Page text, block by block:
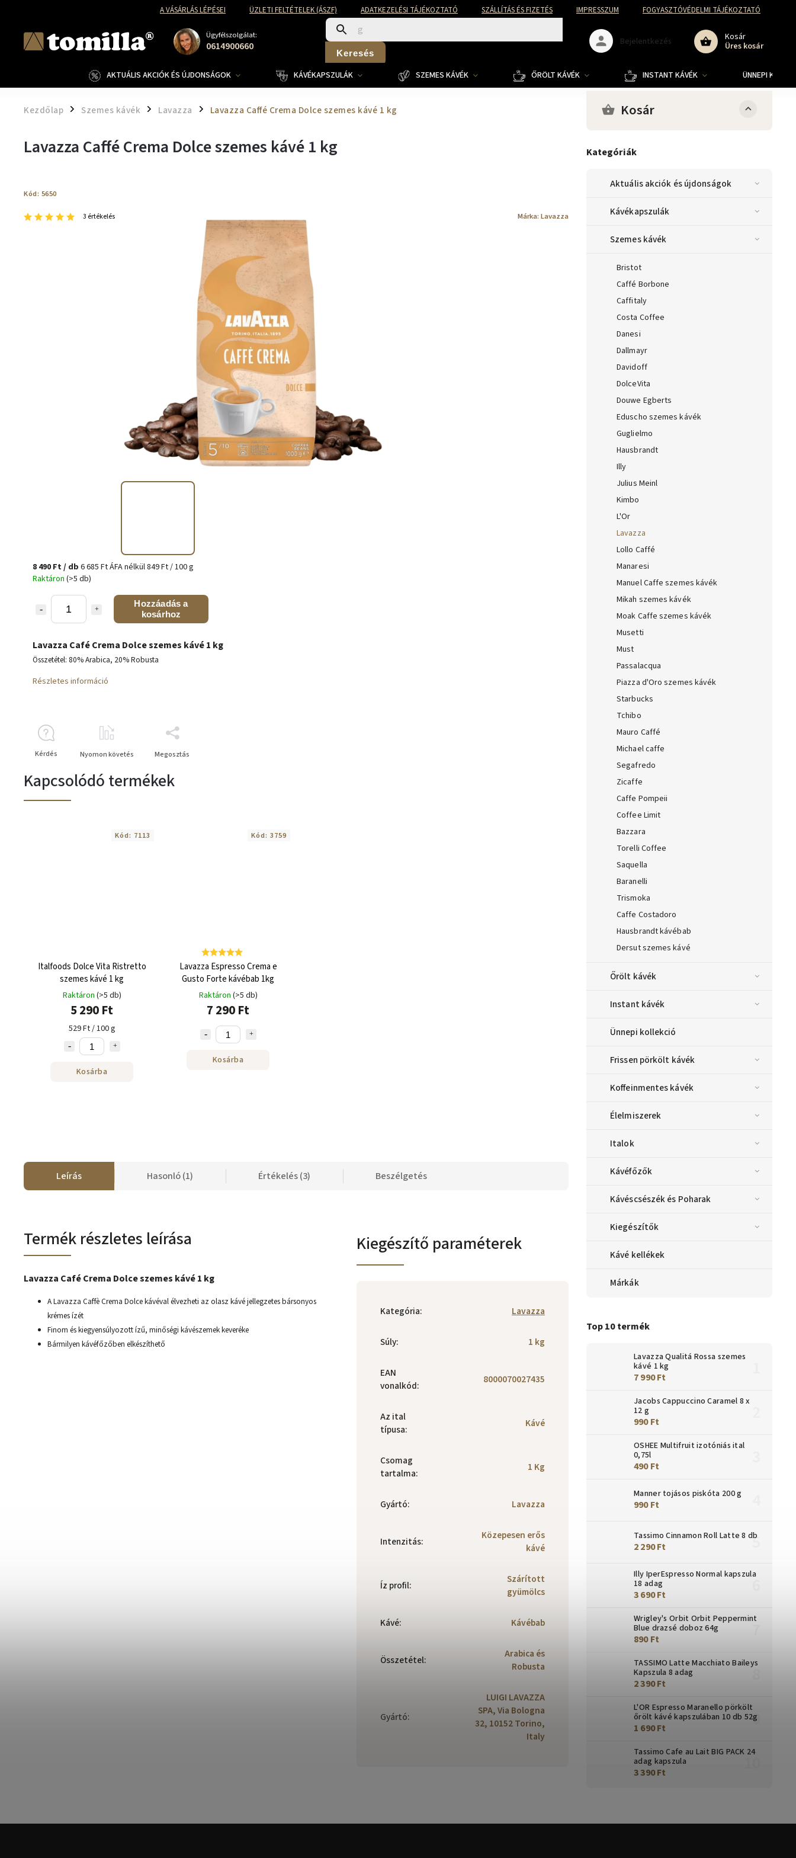
A VÁSÁRLÁS LÉPÉSEI ÜZLETI FELTÉTELEK (ÁSZF) ADATKEZELÉSI TÁJÉKOZTATÓ SZÁLLÍTÁS ÉS FIZETÉS IMPRESSZUM FOGYASZTÓVÉDELMI TÁJÉKOZTATÓ
Ügyfélszolgálat:
0614900660 Keresés
Kosár
Üres kosár
Bejelentkezés
AKTUÁLIS AKCIÓK ÉS ÚJDONSÁGOK KÁVÉKAPSZULÁK SZEMES KÁVÉK ŐRÖLT KÁVÉK INSTANT KÁVÉK ÜNNEPI
Kezdőlap / Szemes kávék / Lavazza / Lavazza Caffé Crema Dolce szemes kávé 1 kg Kosár
Kategóriák
Aktuális akciók és újdonságok
Kávékapszulák
Szemes kávék
Bristot
Caffé Borbone
Caffitaly
Costa Coffee
Danesi
Dallmayr
Davidoff
DolceVita
Douwe Egberts
Eduscho szemes kávék
Guglielmo
Hausbrandt
Illy
Julius Meinl
Kimbo
L'Or
Lavazza
Lollo Caffé
Manaresi
Manuel Caffe szemes kávék
Mikah szemes kávék
Moak Caffe szemes kávék
Musetti
Must
Passalacqua
Piazza d'Oro szemes kávék
Starbucks
Tchibo
Mauro Caffé
Michael caffe
Segafredo
Zicaffe
Caffe Pompeii
Coffee Limit
Bazzara
Torelli Coffee
Saquella
Baranelli
Trismoka
Caffe Costadoro
Hausbrandt kávébab
Dersut szemes kávé
Őrölt kávék
Instant kávék
Ünnepi kollekció
Frissen pörkölt kávék
Koffeinmentes kávék
Élelmiszerek
Italok
Kávéfőzők
Kávéscsészék és Poharak
Kiegészítők
Kávé kellékek
Márkák
Top 10 termék
Lavazza Qualitá Rossa szemes
kávé 1 kg
7 990 Ft
Jacobs Cappuccino Caramel 8 x
12 g
990 Ft
OSHEE Multifruit izotóniás ital
0,75l
490 Ft
Manner tojásos piskóta 200 g
990 Ft
Tassimo Cinnamon Roll Latte 8 db
2 290 Ft
Illy IperEspresso Normal kapszula
18 adag
3 690 Ft
Wrigley's Orbit Orbit Peppermint
Blue drazsé doboz 64g
890 Ft
TASSIMO Latte Macchiato Baileys
Kapszula 8 adag
2 390 Ft
L'OR Espresso Maranello pörkölt
őrölt kávé kapszulában 10 db 52g
1 690 Ft
Tassimo Cafe au Lait BIG PACK 24
adag kapszula
3 390 Ft
Lavazza Caffé Crema Dolce szemes kávé 1 kg
Kód: 5650
3 értékelés Márka: Lavazza
8 490 Ft/ db 6 685 Ft ÁFA nélkül849 Ft / 100 g
Raktáron (>5 db)
Hozzáadás a
kosárhoz
Lavazza Café Crema Dolce szemes kávé 1 kg
Összetétel: 80% Arabica, 20% Robusta
Részletes információ
Kérdés Nyomon követés Megosztás
Kapcsolódó termékek
Italfoods Dolce Vita Ristretto
szemes kávé 1 kg
Raktáron (>5 db)
5 290 Ft
529 Ft / 100 g
Kosárba
Kód: 7113
Lavazza Espresso Crema e
Gusto Forte kávébab 1kg
Raktáron (>5 db)
7 290 Ft
Kosárba
Kód: 3759
Leírás Hasonló (1) Értékelés (3) Beszélgetés
Termék részletes leírása
Lavazza Café Crema Dolce szemes kávé 1 kg
A Lavazza Caffè Crema Dolce kávéval élvezheti az olasz kávé jellegzetes bársonyos
krémes ízét
Finom és kiegyensúlyozott ízű, minőségi kávészemek keveréke
Bármilyen kávéfőzőben elkészíthető
Kiegészítő paraméterek
Kategória: Lavazza
Súly: 1 kg
EAN
vonalkód: 8000070027435
Az ital
típusa: Kávé
Csomag
tartalma: 1 Kg
Gyártó: Lavazza
Intenzitás:
Közepesen erős
kávé
Íz profil:
Szárított
gyümölcs
Kávé: Kávébab
Összetétel:
Arabica és
Robusta
Gyártó:
LUIGI LAVAZZA
SPA, Via Bologna
32, 10152 Torino,
Italy